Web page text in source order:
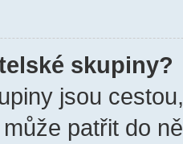
skupiny?
jsou
patřit do